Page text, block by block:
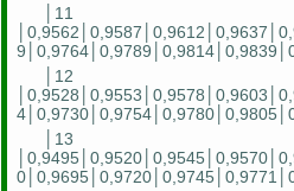
│11
│12
│13